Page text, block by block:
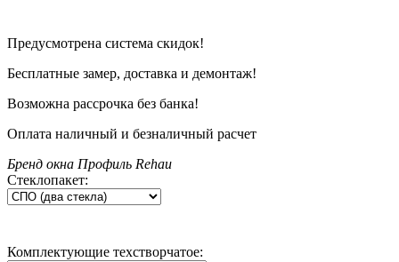
Предусмотрена система скидок!
Бесплатные замер, доставка и демонтаж!
Возможна рассрочка без банка!
Оплата наличный и безналичный расчет
Бренд окна Профиль Rehau
Стеклопакет:
Комплектующие техстворчатое: